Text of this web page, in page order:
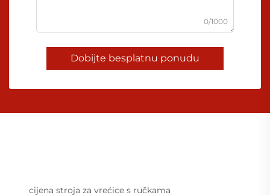
0/1000
Dobijte besplatnu ponudu
cijena stroja za vrećice s ručkama